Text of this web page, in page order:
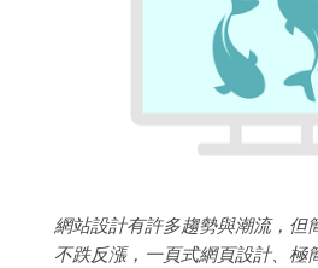
網站設計有許多趨勢與潮流，但
不跌反漲，一頁式網頁設計、極